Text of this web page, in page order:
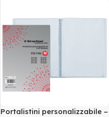
Portalistini personalizzabile –